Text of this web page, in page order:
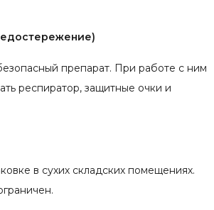
препарат. При работе с ним
респиратор, защитные очки и
в сухих складских помещениях.